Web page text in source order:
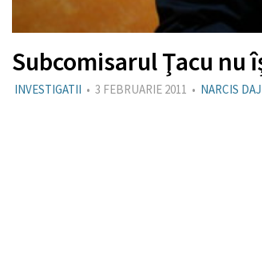
Subcomisarul Ţacu nu
INVESTIGATII • 3 FEBRUARIE 2011 • NARCIS